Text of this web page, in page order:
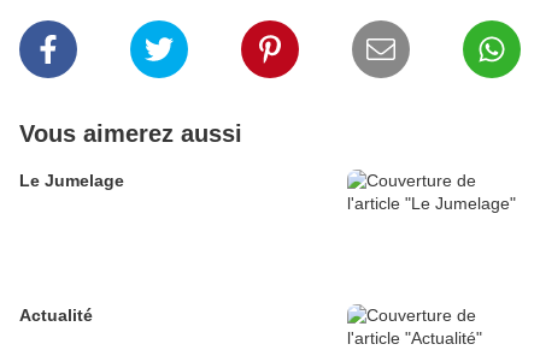
Vous aimerez aussi
Le Jumelage
Actualité